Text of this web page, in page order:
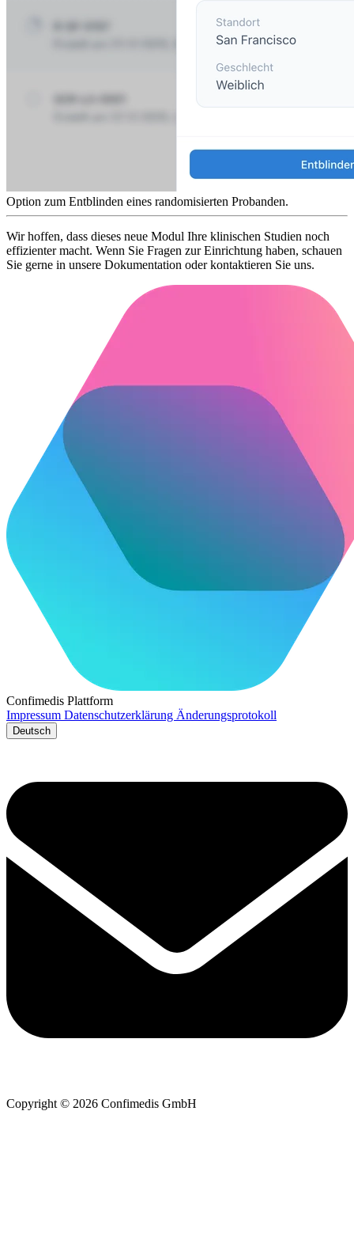
Option zum Entblinden eines randomisierten Probanden.
Wir hoffen, dass dieses neue Modul Ihre klinischen Studien noch
effizienter macht. Wenn Sie Fragen zur Einrichtung haben, schauen
Sie gerne in unsere Dokumentation oder kontaktieren Sie uns.
Confimedis Plattform
Impressum Datenschutzerklärung Änderungsprotokoll
Deutsch
Copyright © 2026 Confimedis GmbH